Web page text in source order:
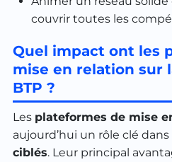
couvrir toutes les
Quel impact ont les
mise en relation sur
BTP ?
Les plateformes de mise
aujourd’hui un rôle clé dans
ciblés. Leur principal